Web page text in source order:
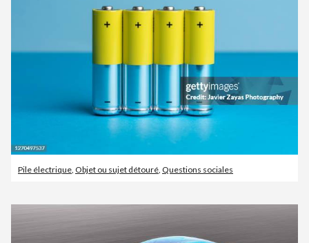
Pile électrique, Objet ou sujet détouré, Questions sociales